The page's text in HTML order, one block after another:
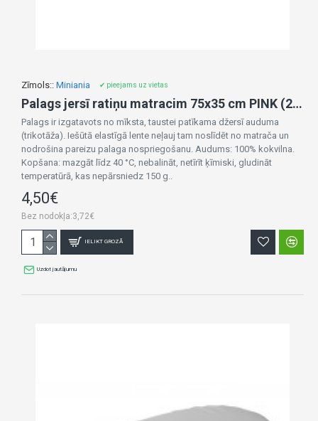
Zīmols:: Miniania ✔ pieejams uz vietas
Palags jersī ratiņu matracim 75x35 cm PINK (2193)
Palags ir izgatavots no mīksta, taustei patīkama džersī auduma
(trikotāža). Iešūtā elastīgā lente neļauj tam noslīdēt no matrača un
nodrošina pareizu palaga nospriegošanu. Audums: 100% kokvilna.
Kopšana: mazgāt līdz 40 °C, nebalināt, netīrīt ķīmiski, gludināt
temperatūrā, kas nepārsniedz 150 g..
4,50€
Bez nodokļa:3,72€
IELIKT GROZĀ
Uzdot jautājumu